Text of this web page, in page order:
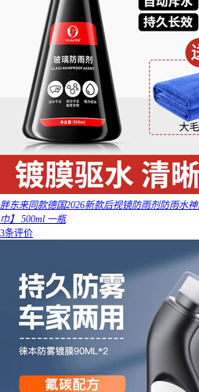
胖东来同款德国2026新款后视镜防雨剂防雨水
巾】 500ml 一瓶
3条评价